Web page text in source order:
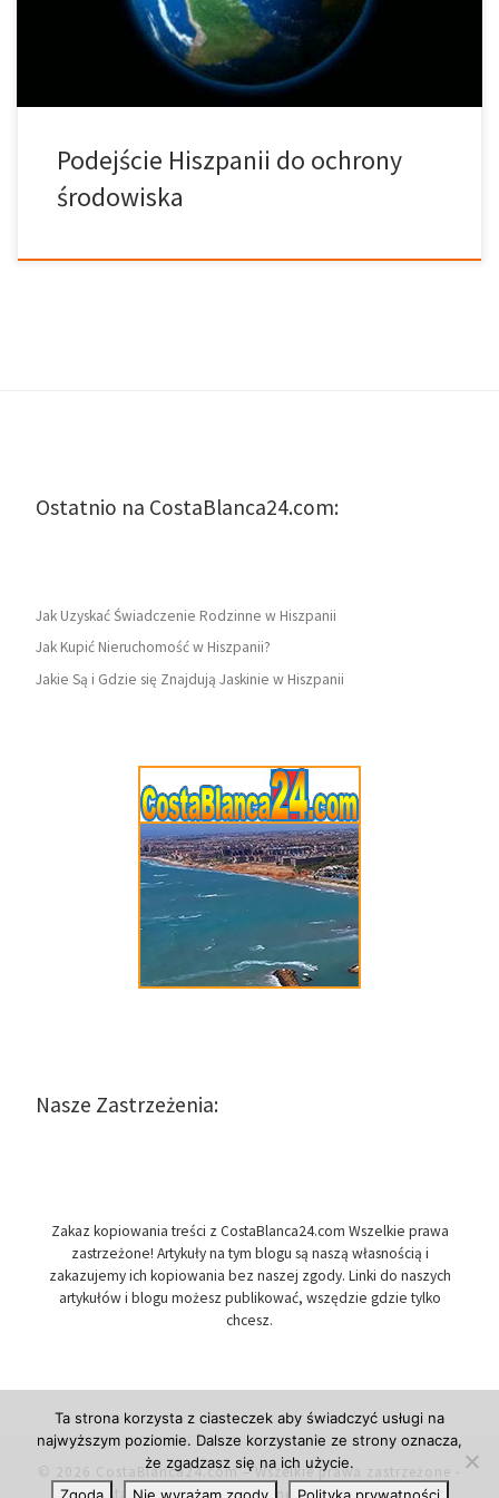
Directive, a różne obszary morskie zostały również
zakwalifikowane jako […]
Podejście Hiszpanii do ochrony
środowiska
Ostatnio na CostaBlanca24.com:
Jak Uzyskać Świadczenie Rodzinne w Hiszpanii
Jak Kupić Nieruchomość w Hiszpanii?
Jakie Są i Gdzie się Znajdują Jaskinie w Hiszpanii
Nasze Zastrzeżenia:
Zakaz kopiowania treści z CostaBlanca24.com Wszelkie prawa
zastrzeżone! Artykuły na tym blogu są naszą własnością i
zakazujemy ich kopiowania bez naszej zgody. Linki do naszych
artykułów i blogu możesz publikować, wszędzie gdzie tylko
chcesz.
© 2026 CostaBlanca24.com– Wszelkie prawa zastrzeżone -
Ta strona korzysta z ciasteczek aby świadczyć usługi na
najwyższym poziomie. Dalsze korzystanie ze strony oznacza,
że zgadzasz się na ich użycie.